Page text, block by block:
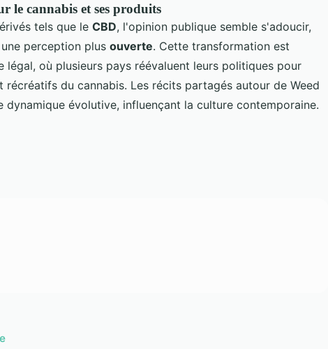
le cannabis et ses produits
tels que le CBD, l'opinion publique semble s'adoucir,
perception plus ouverte. Cette transformation est
légal, où plusieurs pays réévaluent leurs politiques pour
récréatifs du cannabis. Les récits partagés autour de Weed
évolutive, influençant la culture contemporaine.